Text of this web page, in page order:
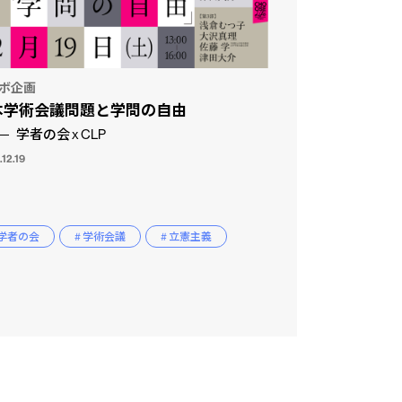
企画
学術会議問題と学問の自由
学者の会 x CLP
者の会 # 学術会議 # 立憲主義